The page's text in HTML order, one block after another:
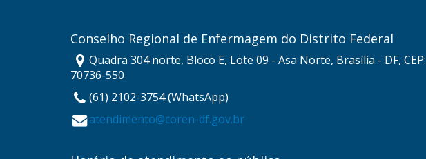
Conselho Regional de Enfermagem do Distrito Federal
Quadra 304 norte, Bloco E, Lote 09 - Asa Norte, Brasília - DF, CEP:
70736-550
(61) 2102-3754 (WhatsApp)
atendimento@coren-df.gov.br